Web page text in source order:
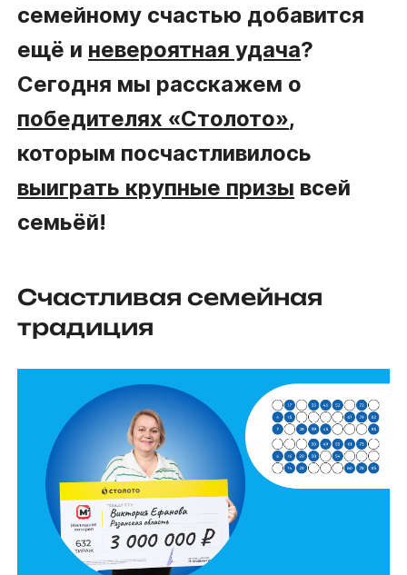
семейному счастью добавится
ещё и невероятная удача?
Сегодня мы расскажем о
победителях «Столото»,
которым посчастливилось
выиграть крупные призы всей
семьёй!
Счастливая семейная
традиция